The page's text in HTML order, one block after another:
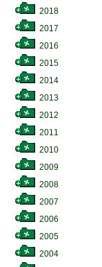
2018
2017
2016
2015
2014
2013
2012
2011
2010
2009
2008
2007
2006
2005
2004